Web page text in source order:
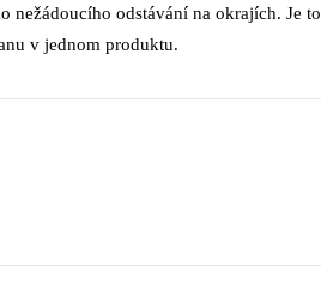
nežádoucího odstávání na okrajích. Je to
v jednom produktu.